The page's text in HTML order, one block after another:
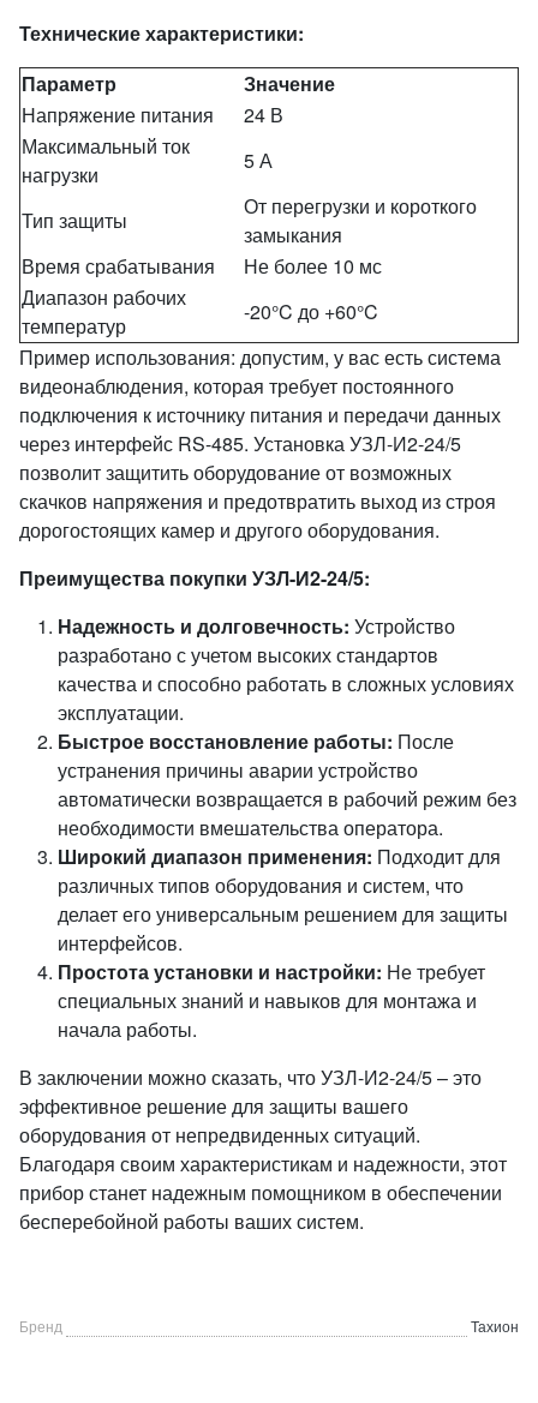
Технические характеристики:
Параметр
Значение
Напряжение питания
24 В
Максимальный ток
нагрузки
5 А
Тип защиты
От перегрузки и короткого
замыкания
Время срабатывания
Не более 10 мс
Диапазон рабочих
температур
-20°C до +60°C
Пример использования: допустим, у вас есть система
видеонаблюдения, которая требует постоянного
подключения к источнику питания и передачи данных
через интерфейс RS-485. Установка УЗЛ-И2-24/5
позволит защитить оборудование от возможных
скачков напряжения и предотвратить выход из строя
дорогостоящих камер и другого оборудования.
Преимущества покупки УЗЛ-И2-24/5:
Надежность и долговечность: Устройство
разработано с учетом высоких стандартов
качества и способно работать в сложных условиях
эксплуатации.
Быстрое восстановление работы: После
устранения причины аварии устройство
автоматически возвращается в рабочий режим без
необходимости вмешательства оператора.
Широкий диапазон применения: Подходит для
различных типов оборудования и систем, что
делает его универсальным решением для защиты
интерфейсов.
Простота установки и настройки: Не требует
специальных знаний и навыков для монтажа и
начала работы.
В заключении можно сказать, что УЗЛ-И2-24/5 – это
эффективное решение для защиты вашего
оборудования от непредвиденных ситуаций.
Благодаря своим характеристикам и надежности, этот
прибор станет надежным помощником в обеспечении
бесперебойной работы ваших систем.
Бренд Тахион